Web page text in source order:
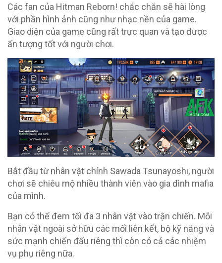
Các fan của Hitman Reborn! chắc chắn sẽ hài lòng
với phần hình ảnh cũng như nhạc nền của game.
Giao diện của game cũng rất trực quan và tạo được
ấn tượng tốt với người chơi.
Bắt đầu từ nhân vật chính Sawada Tsunayoshi, người
chơi sẽ chiêu mộ nhiều thành viên vào gia đình mafia
của mình.
Bạn có thể đem tối đa 3 nhân vật vào trận chiến. Mỗi
nhân vật ngoài sở hữu các mối liên kết, bộ kỹ năng và
sức mạnh chiến đấu riêng thì còn có cả các nhiệm
vụ phụ riêng nữa.